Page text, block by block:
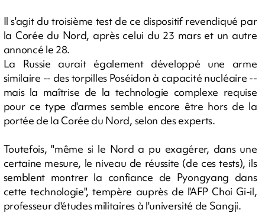
Il s'agit du troisième test de ce dispositif revendiqué par
la Corée du Nord, après celui du 23 mars et un autre
annoncé le 28.
La Russie aurait également développé une arme
similaire -- des torpilles Poséidon à capacité nucléaire --
mais la maîtrise de la technologie complexe requise
pour ce type d'armes semble encore être hors de la
portée de la Corée du Nord, selon des experts.
Toutefois, "même si le Nord a pu exagérer, dans une
certaine mesure, le niveau de réussite (de ces tests), ils
semblent montrer la confiance de Pyongyang dans
cette technologie", tempère auprès de l'AFP Choi Gi-il,
professeur d'études militaires à l'université de Sangji.